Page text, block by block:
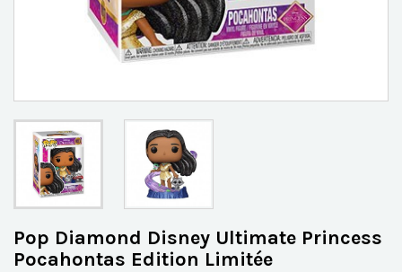
Pop Diamond Disney Ultimate Princess
Pocahontas Edition Limitée